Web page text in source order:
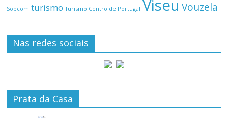
Sopcom turismo Turismo Centro de Portugal Viseu Vouzela
Nas redes sociais
Prata da Casa